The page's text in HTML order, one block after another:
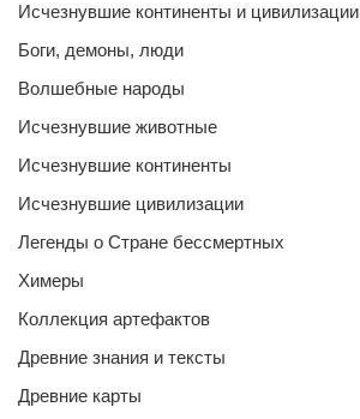
Исчезнувшие континенты и цивилизации
Боги, демоны, люди
Волшебные народы
Исчезнувшие животные
Исчезнувшие континенты
Исчезнувшие цивилизации
Легенды о Стране бессмертных
Химеры
Коллекция артефактов
Древние знания и тексты
Древние карты